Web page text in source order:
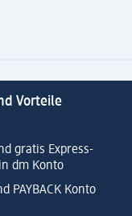
Vorteile
gratis Express-
dm Konto
PAYBACK Konto